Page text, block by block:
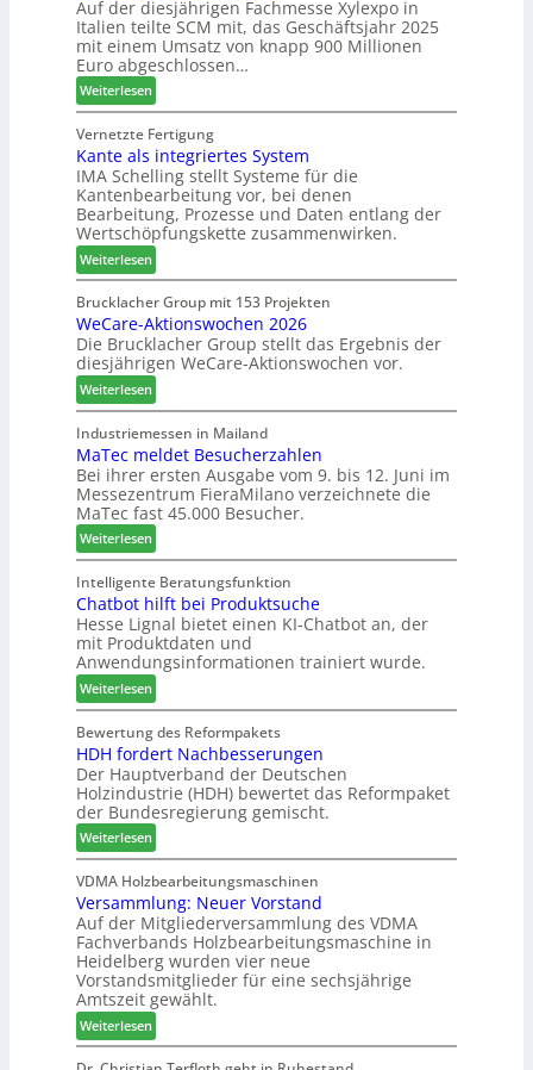
p
r
o
z
e
s
s
u
m
T
r
e
f
f
e
i
n
t
n
:
N
e
u
e
G
e
s
c
h
ä
f
t
s
f
ü
h
r
e
r
Auf der diesjährigen Fachmesse Xylexpo in
Italien teilte SCM mit, das Geschäftsjahr 2025
mit einem Umsatz von knapp 900 Millionen
Euro abgeschlossen…
Weiterlesen:
S
C
M
z
i
e
h
t
B
i
l
a
n
z
i
n
I
t
a
l
i
e
n
Vernetzte Fertigung
Kante als integriertes System
IMA Schelling stellt Systeme für die
Kantenbearbeitung vor, bei denen
Bearbeitung, Prozesse und Daten entlang der
Wertschöpfungskette zusammenwirken.
Weiterlesen:
K
a
n
t
e
l
s
i
n
t
e
g
r
i
e
r
t
e
s
S
y
s
t
e
m
Brucklacher Group mit 153 Projekten
WeCare-Aktionswochen 2026
Die Brucklacher Group stellt das Ergebnis der
diesjährigen WeCare-Aktionswochen vor.
Weiterlesen:
W
e
C
a
r
e
-
A
k
t
i
o
n
s
w
o
c
h
e
n
2
0
2
6
Industriemessen in Mailand
MaTec meldet Besucherzahlen
Bei ihrer ersten Ausgabe vom 9. bis 12. Juni im
Messezentrum FieraMilano verzeichnete die
MaTec fast 45.000 Besucher.
Weiterlesen:
M
a
T
e
c
m
e
l
d
e
t
B
e
s
u
c
h
e
r
z
a
h
l
e
Intelligente Beratungsfunktion
Chatbot hilft bei Produktsuche
Hesse Lignal bietet einen KI-Chatbot an, der
mit Produktdaten und
Anwendungsinformationen trainiert wurde.
Weiterlesen:
C
h
a
t
b
o
t
h
i
l
f
t
b
e
i
P
r
Bewertung des Reformpakets
HDH fordert Nachbesserungen
Der Hauptverband der Deutschen
Holzindustrie (HDH) bewertet das Reformpaket
der Bundesregierung gemischt.
Weiterlesen:
H
D
H
f
o
r
d
e
r
t
VDMA Holzbearbeitungsmaschinen
Versammlung: Neuer Vorstand
Auf der Mitgliederversammlung des VDMA
Fachverbands Holzbearbeitungsmaschine in
Heidelberg wurden vier neue
Vorstandsmitglieder für eine sechsjährige
Amtszeit gewählt.
Weiterlesen:
V